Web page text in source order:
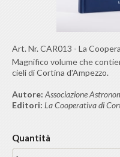
Art. Nr.CAR013 - La
Magnifico volume che
cieli di Cortina d'Ampezzo.
Autore: Associazione
Editori: La Cooperativa di
Quantità